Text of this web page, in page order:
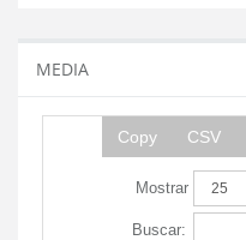
MEDIA
Copy CSV
Mostrar
Buscar: